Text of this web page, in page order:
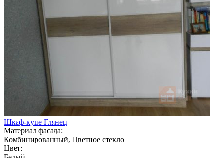
Шкаф-купе Глянец
Материал фасада:
Комбинированный, Цветное стекло
Цвет: